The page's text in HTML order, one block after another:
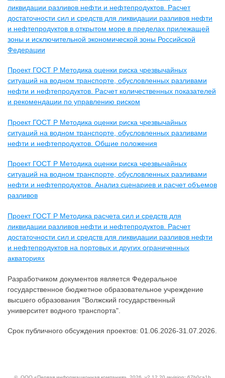
ликвидации разливов нефти и нефтепродуктов. Расчет
достаточности сил и средств для ликвидации разливов нефти
и нефтепродуктов в открытом море в пределах прилежащей
зоны и исключительной экономической зоны Российской
Федерации
Проект ГОСТ Р Методика оценки риска чрезвычайных
ситуаций на водном транспорте, обусловленных разливами
нефти и нефтепродуктов. Расчет количественных показателей
и рекомендации по управлению риском
Проект ГОСТ Р Методика оценки риска чрезвычайных
ситуаций на водном транспорте, обусловленных разливами
нефти и нефтепродуктов. Общие положения
Проект ГОСТ Р Методика оценки риска чрезвычайных
ситуаций на водном транспорте, обусловленных разливами
нефти и нефтепродуктов. Анализ сценариев и расчет объемов
разливов
Проект ГОСТ Р Методика расчета сил и средств для
ликвидации разливов нефти и нефтепродуктов. Расчет
достаточности сил и средств для ликвидации разливов нефти
и нефтепродуктов на портовых и других ограниченных
акваториях
Разработчиком документов является Федеральное
государственное бюджетное образовательное учреждение
высшего образования "Волжский государственный
университет водного транспорта".
Срок публичного обсуждения проектов: 01.06.2026-31.07.2026.